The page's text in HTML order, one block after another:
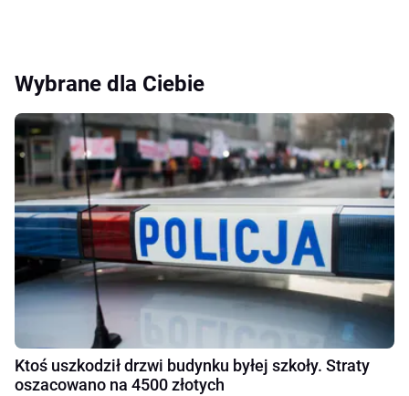
Wybrane dla Ciebie
Ktoś uszkodził drzwi budynku byłej szkoły. Straty
oszacowano na 4500 złotych